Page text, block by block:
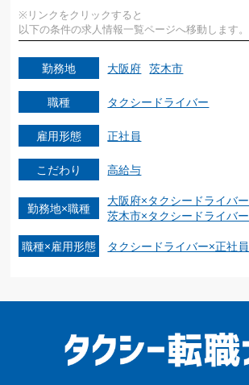
※リンクをクリックすると
以下の条件の求人情報一覧ページへ移動します。
勤務地 大阪府 茨木市
職種 タクシードライバー
雇用形態 正社員
こだわり 高給与
勤務地×職種
大阪府×タクシードライバー
茨木市×タクシードライバー
職種×雇用形態
タクシードライバー×正社員